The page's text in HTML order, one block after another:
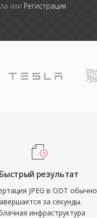
или Регистрация
Быстрый результат
JPEG в ODT обычно
за секунды.
инфраструктура